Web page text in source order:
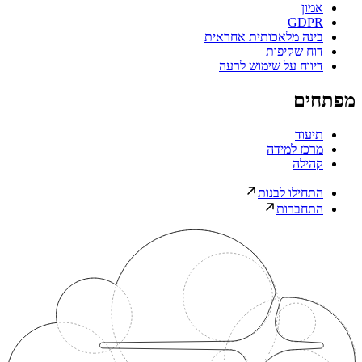
אמון
GDPR
בינה מלאכותית אחראית
דוח שקיפות
דיווח על שימוש לרעה
מפתחים
תיעוד
מרכז למידה
קהילה
התחילו לבנות
התחברות